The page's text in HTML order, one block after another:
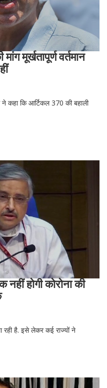
मूर्खतापूर्ण वर्तमान
कहा कि आर्टिकल 370 की बहाली
होगी कोरोना की
रही है. इसे लेकर कई राज्यों ने